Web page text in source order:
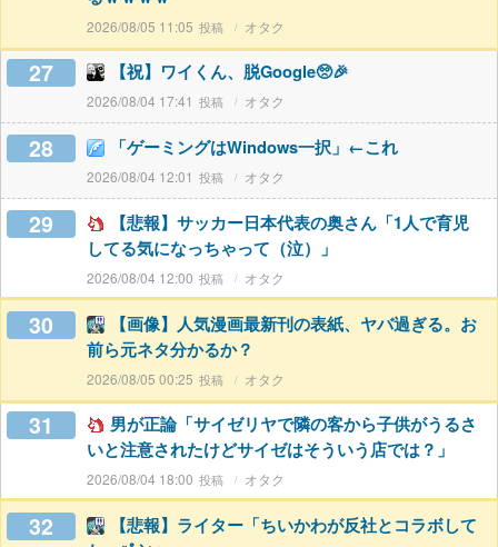
2026/08/05 11:05 オタク
27 【祝】ワイくん、脱Google🥺🎉
2026/08/04 17:41 オタク
28 「ゲーミングはWindows一択」←これ
2026/08/04 12:01 オタク
29
【悲報】サッカー日本代表の奥さん「1人で育児
してる気になっちゃって（泣）」
2026/08/04 12:00 オタク
30
【画像】人気漫画最新刊の表紙、ヤバ過ぎる。お
前ら元ネタ分かるか？
2026/08/05 00:25 オタク
31
男が正論「サイゼリヤで隣の客から子供がうるさ
いと注意されたけどサイゼはそういう店では？」
2026/08/04 18:00 オタク
32
【悲報】ライター「ちいかわが反社とコラボして